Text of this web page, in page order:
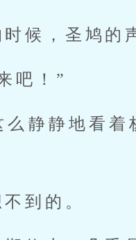
候，圣鸠的
吧！”
静静地看着
到的。